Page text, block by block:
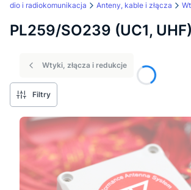
i radiokomunikacja Anteny, kable i złącza
PL259/SO239 (UC1, UHF)
Wtyki, złącza i redukcje
Filtry